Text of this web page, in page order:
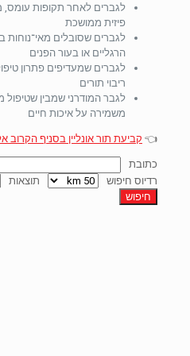
לגברים לאחר תקופות עומס,
פיזית ממושכת
לגברים שסובלים מאי־נוחות
הרגליים או בעור הפנים
לגברים שמעדיפים פתרון
ריבוי תורים
לגבר המודרני שמבין שטיפול
משמירה על איכות חיים
👈 קביעת תור אונליין בסניף הקרוב
כתובת
רדיוס חיפוש
תוצאות